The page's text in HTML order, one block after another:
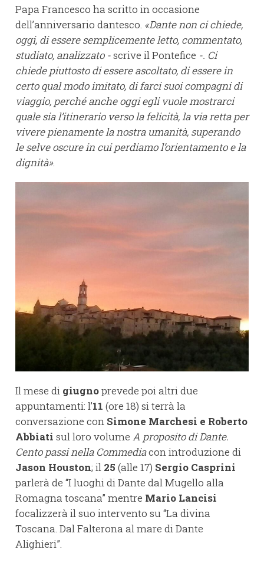
Papa Francesco ha scritto in occasione
dell’anniversario dantesco. «Dante non ci chiede,
oggi, di essere semplicemente letto, commentato,
studiato, analizzato -scrive il Pontefice -. Ci
chiede piuttosto di essere ascoltato, di essere in
certo qual modo imitato, di farci suoi compagni di
viaggio, perché anche oggi egli vuole mostrarci
quale sia l’itinerario verso la felicità, la via retta per
vivere pienamente la nostra umanità, superando
le selve oscure in cui perdiamo l’orientamento e la
dignità».
Il mese di giugnoprevede poi altri due
appuntamenti: l’11 (ore 18) si terrà la
conversazione con Simone Marchesi e Roberto
Abbiati sul loro volume A proposito di Dante.
Cento passi nella Commediacon introduzione di
Jason Houston; il 25 (alle 17) Sergio Casprini
parlerà de “I luoghi di Dante dal Mugello alla
Romagna toscana” mentre Mario Lancisi
focalizzerà il suo intervento su “La divina
Toscana. Dal Falterona al mare di Dante
Alighieri”.